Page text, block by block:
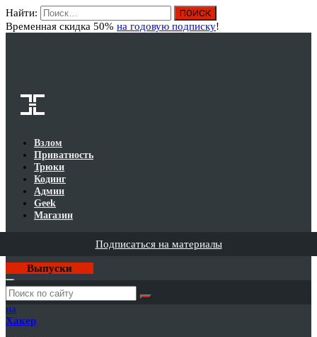
Найти:
Временная скидка 50% на годовую подписку!
Взлом
Приватность
Трюки
Кодинг
Админ
Geek
Магазин
Подписаться на материалы
Выпуски
Годовая
подписка
на
Хакер